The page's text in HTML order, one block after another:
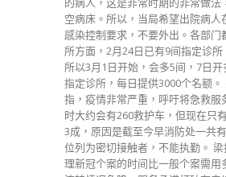
空病床。所以，当局希望出院病
感染控制要求，不要外出。各部
所方面，2月24日已有9间指定诊
所以3月1日开始，会多5间，7日
指定诊所，每日提供3000个名额
指，疫情非常严重，呼吁将急救服
时大约会有260救护车，但现在只
3成，原因是截至今早消防处一共
位列为密切接触者，不能执勤。
理新冠个案的时间比一般个案需